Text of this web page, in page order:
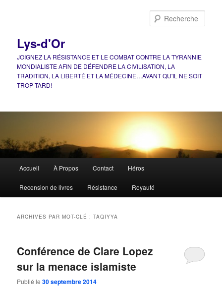
Lys-d'Or
JOIGNEZ LA RÉSISTANCE ET LE COMBAT CONTRE LA TYRANNIE
MONDIALISTE AFIN DE DÉFENDRE LA CIVILISATION, LA
TRADITION, LA LIBERTÉ ET LA MÉDECINE…AVANT QU'IL NE SOIT
TROP TARD!
principal
Accueil À Propos Contact Héros
Recension de livres Résistance Royauté
ARCHIVES PAR MOT-CLÉ :TAQIYYA
Conférence de Clare Lopez
sur la menace islamiste
Publié le30 septembre 2014